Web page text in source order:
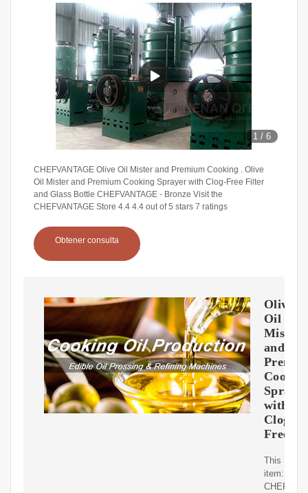
1 /6
CHEFVANTAGE Olive Oil Mister and Premium Cooking . Olive
Oil Mister and Premium Cooking Sprayer with Clog-Free Filter
and Glass Bottle CHEFVANTAGE - Bronze Visit the
CHEFVANTAGE Store 4.4 4.4 out of 5 stars 7 ratings
Obtener consulta
Olive
Oil
Mister
and
with
Clog-
Free
This
item: